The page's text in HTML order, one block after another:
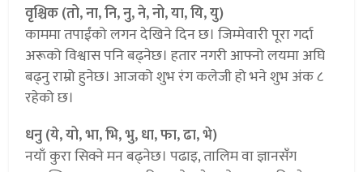
वृश्चिक (तो, ना, नि, नु, ने, नो, या, यि, यु)
काममा तपाईंको लगन देखिने दिन छ। जिम्मेवारी पूरा गर्दा
अरूको विश्वास पनि बढ्नेछ। हतार नगरी आफ्नो लयमा अघि
बढ्नु राम्रो हुनेछ। आजको शुभ रंग कलेजी हो भने शुभ अंक ८
रहेको छ।
धनु (ये, यो, भा, भि, भु, धा, फा, ढा, भे)
नयाँ कुरा सिक्ने मन बढ्नेछ। पढाइ, तालिम वा ज्ञानसँग